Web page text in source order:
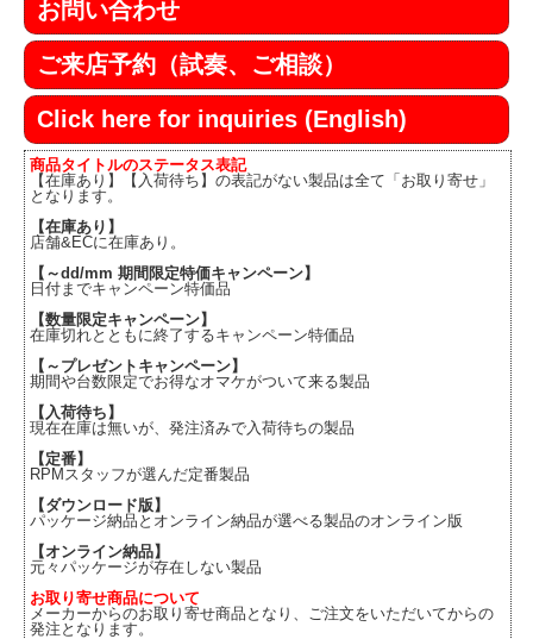
お問い合わせ
ご来店予約（試奏、ご相談）
Click here for inquiries (English)
商品タイトルのステータス表記
【在庫あり】【入荷待ち】の表記がない製品は全て「お取り寄せ」
となります。
【在庫あり】
店舗&ECに在庫あり。
【～dd/mm 期間限定特価キャンペーン】
日付までキャンペーン特価品
【数量限定キャンペーン】
在庫切れとともに終了するキャンペーン特価品
【～プレゼントキャンペーン】
期間や台数限定でお得なオマケがついて来る製品
【入荷待ち】
現在在庫は無いが、発注済みで入荷待ちの製品
【定番】
RPMスタッフが選んだ定番製品
【ダウンロード版】
パッケージ納品とオンライン納品が選べる製品のオンライン版
【オンライン納品】
元々パッケージが存在しない製品
お取り寄せ商品について
メーカーからのお取り寄せ商品となり、ご注文をいただいてからの
発注となります。